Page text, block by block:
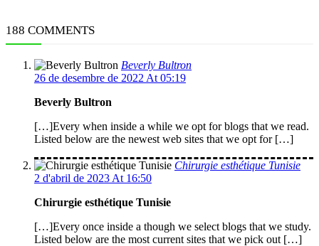
188 COMMENTS
Beverly Bultron
26 de desembre de 2022 At 05:19
Beverly Bultron
[…]Every when inside a while we opt for blogs that we read.
Listed below are the newest web sites that we opt for […]
Chirurgie esthétique Tunisie
2 d'abril de 2023 At 16:50
Chirurgie esthétique Tunisie
[…]Every once inside a though we select blogs that we study.
Listed below are the most current sites that we pick out […]